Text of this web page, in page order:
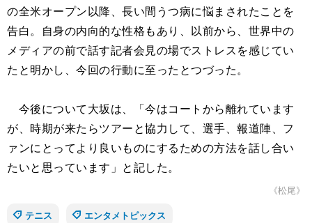
の全米オープン以降、長い間うつ病に悩まされたことを
告白。自身の内向的な性格もあり、以前から、世界中の
メディアの前で話す記者会見の場でストレスを感じてい
たと明かし、今回の行動に至ったとつづった。
今後について大坂は、「今はコートから離れています
が、時期が来たらツアーと協力して、選手、報道陣、フ
ァンにとってより良いものにするための方法を話し合い
たいと思っています」と記した。
《松尾》
テニス
エンタメトピックス